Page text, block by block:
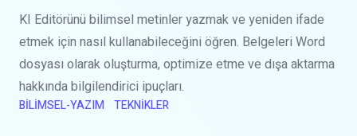
KI Editörünü bilimsel metinler yazmak ve yeniden ifade
etmek için nasıl kullanabileceğini öğren. Belgeleri Word
dosyası olarak oluşturma, optimize etme ve dışa aktarma
hakkında bilgilendirici ipuçları.
BILIMSEL-YAZIM TEKNIKLER